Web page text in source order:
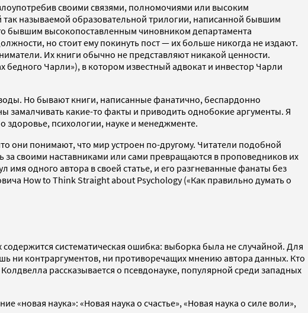
своими связями, полномочиями или высоким
называемой образовательной трилогии, написанной бывшим
бывшим высокопоставленным чиновником департамента
но стоит ему покинуть пост — их больше никогда не издают.
Их книги обычно не представляют никакой ценности.
Чарли»), в котором известный адвокат и инвестор Чарли
Но бывают книги, написанные фанатично, беспардонно
замалчивать какие-то факты и приводить однобокие аргументы. Я
здоровье, психологии, науке и менеджменте.
они понимают, что мир устроен по-другому. Читатели подобной
своими наставниками или сами превращаются в проповедников их
одного автора в своей статье, и его разгневанные фанаты без
How to Think Straight about Psychology («Как правильно думать о
систематическая ошибка: выборка была не случайной. Для
ни контраргументов, ни противоречащих мнению автора данных. Кто
рассказывается о псевдонауке, популярной среди западных
«новая наука»: «Новая наука о счастье», «Новая наука о силе воли»,